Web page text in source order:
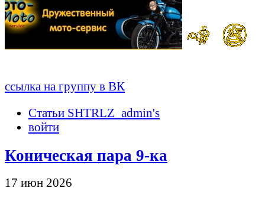
ссылка на группу в ВК
Статьи SHTRLZ_admin's
войти
Коническая пара 9-ка
17 июн 2026